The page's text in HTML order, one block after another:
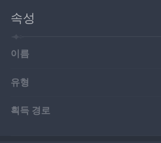
속성
이름
유형
획득 경로